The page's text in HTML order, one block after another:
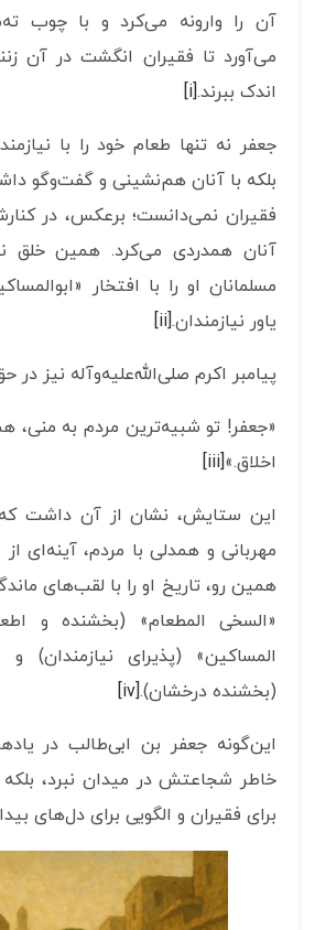
آن را وارونه می‌کرد و با چوب
می‌آورد تا فقیران انگشت در آن
اندک ببرند.[i]
جعفر نه تنها طعام خود را با
بلکه با آنان هم‌نشینی و گفت‌وگو
فقیران نمی‌دانست؛ برعکس، در
آنان همدردی می‌کرد. همین
مسلمانان او را با افتخار
یاور نیازمندان.[ii]
پیامبر اکرم صلی‌الله‌علیه‌وآله نیز در
«جعفر! تو شبیه‌ترین مردم به منی،
اخلاق.»[iii]
این ستایش، نشان از آن داشت
مهربانی و همدلی با مردم، آینه‌ای از
همین رو، تاریخ او را با لقب‌های
«السخی المطعام» (بخشنده و
المساکین» (پذیرای نیازمندان) و
(بخشنده درخشان).[iv]
این‌گونه جعفر بن ابی‌طالب در
خاطر شجاعتش در میدان نبرد، بلکه
برای فقیران و الگویی برای دل‌های